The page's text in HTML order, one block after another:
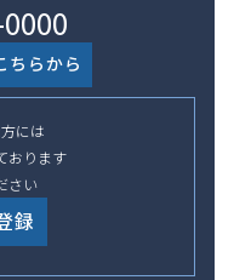
ちらから
には
おります
さい
録